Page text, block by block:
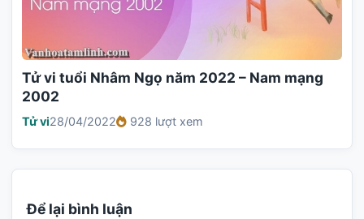
Tử vi tuổi Nhâm Ngọ năm 2022 – Nam mạng
2002
Tử vi28/04/2022 928 lượt xem
Để lại bình luận